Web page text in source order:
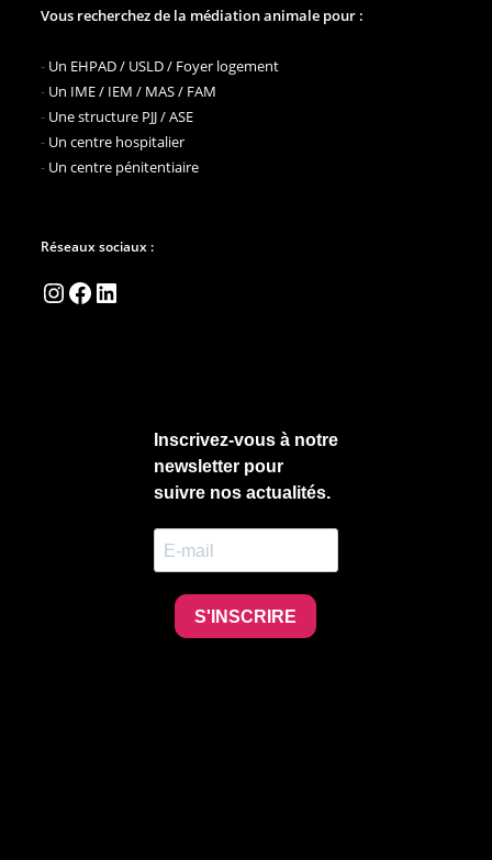
Vous recherchez de la médiation animale pour :
- Un EHPAD / USLD / Foyer logement
- Un IME / IEM / MAS / FAM
- Une structure PJJ / ASE
- Un centre hospitalier
- Un centre pénitentiaire
Réseaux sociaux :
Instagram
Facebook
LinkedIn